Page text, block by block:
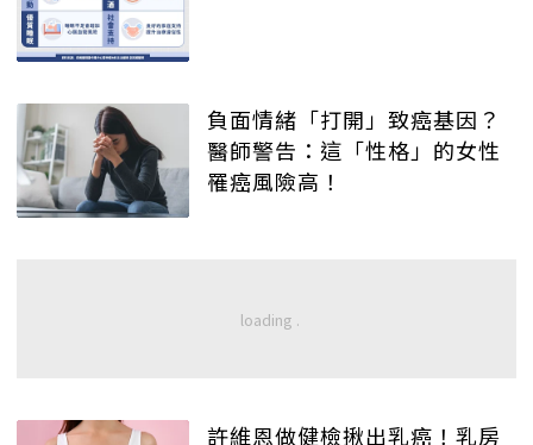
負面情緒「打開」致癌基因？
醫師警告：這「性格」的女性
罹癌風險高！
許維恩做健檢揪出乳癌！乳房